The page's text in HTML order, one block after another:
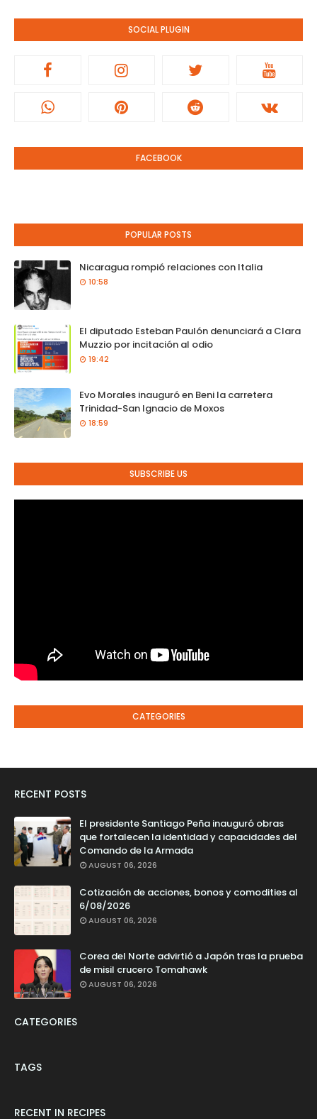
SOCIAL PLUGIN
FACEBOOK
POPULAR POSTS
Nicaragua rompió relaciones con Italia
10:58
El diputado Esteban Paulón denunciará a Clara
Muzzio por incitación al odio
19:42
Evo Morales inauguró en Beni la carretera
Trinidad-San Ignacio de Moxos
18:59
SUBSCRIBE US
CATEGORIES
RECENT POSTS
El presidente Santiago Peña inauguró obras
que fortalecen la identidad y capacidades del
Comando de la Armada
AUGUST 06, 2026
Cotización de acciones, bonos y comodities al
6/08/2026
AUGUST 06, 2026
Corea del Norte advirtió a Japón tras la prueba
de misil crucero Tomahawk
AUGUST 06, 2026
CATEGORIES
TAGS
RECENT IN RECIPES